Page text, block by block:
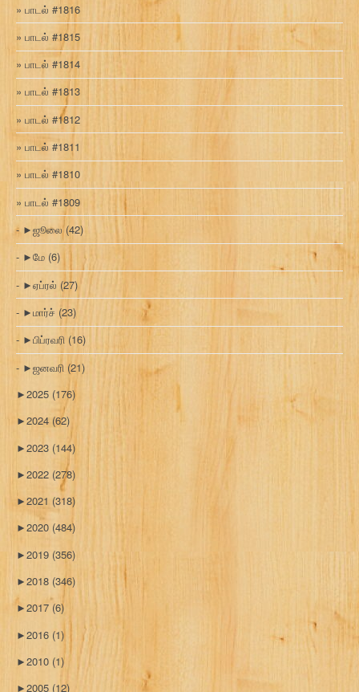
பாடல் #1816
பாடல் #1815
பாடல் #1814
பாடல் #1813
பாடல் #1812
பாடல் #1811
பாடல் #1810
பாடல் #1809
►ஜூலை(42)
►மே (6)
►ஏப்ரல் (27)
►மார்ச் (23)
►பிப்ரவரி (16)
►ஜனவரி (21)
►2025 (176)
►2024 (62)
►2023 (144)
►2022 (278)
►2021 (318)
►2020 (484)
►2019 (356)
►2018 (346)
►2017 (6)
►2016 (1)
►2010 (1)
►2005 (12)